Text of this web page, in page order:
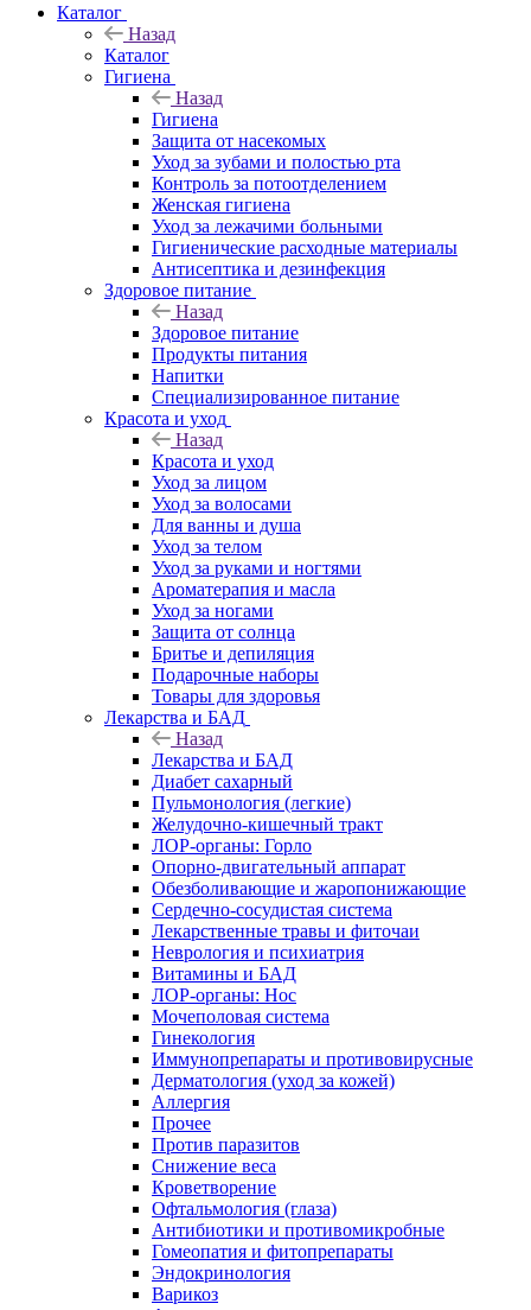
Каталог
Назад
Каталог
Гигиена
Назад
Гигиена
Защита от насекомых
Уход за зубами и полостью рта
Контроль за потоотделением
Женская гигиена
Уход за лежачими больными
Гигиенические расходные материалы
Антисептика и дезинфекция
Здоровое питание
Назад
Здоровое питание
Продукты питания
Напитки
Специализированное питание
Красота и уход
Назад
Красота и уход
Уход за лицом
Уход за волосами
Для ванны и душа
Уход за телом
Уход за руками и ногтями
Ароматерапия и масла
Уход за ногами
Защита от солнца
Бритье и депиляция
Подарочные наборы
Товары для здоровья
Лекарства и БАД
Назад
Лекарства и БАД
Диабет сахарный
Пульмонология (легкие)
Желудочно-кишечный тракт
ЛОР-органы: Горло
Опорно-двигательный аппарат
Обезболивающие и жаропонижающие
Сердечно-сосудистая система
Лекарственные травы и фиточаи
Неврология и психиатрия
Витамины и БАД
ЛОР-органы: Нос
Мочеполовая система
Гинекология
Иммунопрепараты и противовирусные
Дерматология (уход за кожей)
Аллергия
Прочее
Против паразитов
Снижение веса
Кроветворение
Офтальмология (глаза)
Антибиотики и противомикробные
Гомеопатия и фитопрепараты
Эндокринология
Варикоз